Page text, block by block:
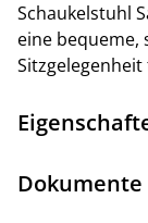
Schaukelstuhl
eine bequeme,
Dokumente